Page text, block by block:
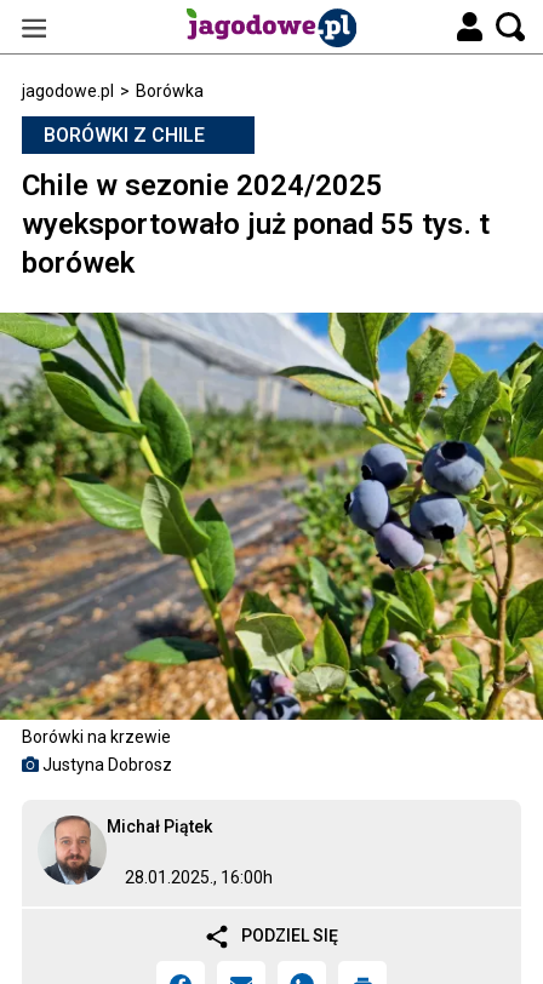
jagodowe.pl > Borówka
Borówki na krzewie
Justyna Dobrosz
BORÓWKI Z CHILE
Chile w sezonie 2024/2025
wyeksportowało już ponad 55 tys. t
borówek
28.01.2025., 16:00h
Michał Piątek
PODZIEL SIĘ